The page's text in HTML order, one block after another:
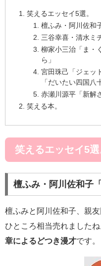
笑えるエッセイ5選。
檀ふみ・阿川佐和
三谷幸喜・清水ミ
柳家小三治「ま・
ら」
宮田珠己「ジェッ
「だいたい四国八
赤瀬川源平「新解
笑える本。
笑えるエッセイ5選
檀ふみ・阿川佐和子
檀ふみと阿川佐和子、親
ひところ相当売れました
章によるどつき漫才です。